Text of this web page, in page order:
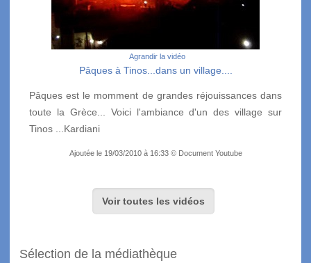
Agrandir la vidéo
Pâques à Tinos...dans un village....
Pâques est le momment de grandes réjouissances dans
toute la Grèce... Voici l'ambiance d'un des village sur
Tinos ...Kardiani
Ajoutée le 19/03/2010 à 16:33 © Document Youtube
Voir toutes les vidéos
Sélection de la médiathèque